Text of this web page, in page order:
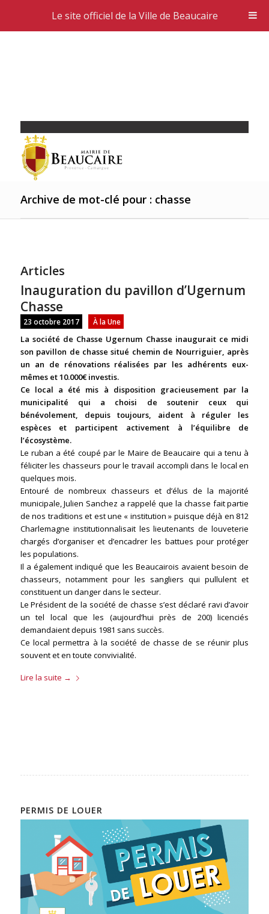
Archive de mot-clé pour : chasse
Articles
Inauguration du pavillon d’Ugernum
Chasse
23 octobre 2017 À la Une
La société de Chasse Ugernum Chasse inaugurait ce midi
son pavillon de chasse situé chemin de Nourriguier, après
un an de rénovations réalisées par les adhérents eux-
mêmes et 10.000€ investis.
Ce local a été mis à disposition gracieusement par la
municipalité qui a choisi de soutenir ceux qui
bénévolement, depuis toujours, aident à réguler les
espèces et participent activement à l’équilibre de
l’écosystème.
Le ruban a été coupé par le Maire de Beaucaire qui a tenu à
féliciter les chasseurs pour le travail accompli dans le local en
quelques mois.
Entouré de nombreux chasseurs et d’élus de la majorité
municipale, Julien Sanchez a rappelé que la chasse fait partie
de nos traditions et est une « institution » puisque déjà en 812
Charlemagne institutionnalisait les lieutenants de louveterie
chargés d’organiser et d’encadrer les battues pour protéger
les populations.
Il a également indiqué que les Beaucairois avaient besoin de
chasseurs, notamment pour les sangliers qui pullulent et
constituent un danger dans le secteur.
Le Président de la société de chasse s’est déclaré ravi d’avoir
un tel local que les (aujourd’hui près de 200) licenciés
demandaient depuis 1981 sans succès.
Ce local permettra à la société de chasse de se réunir plus
souvent et en toute convivialité.
Lire la suite →
PERMIS DE LOUER
Le site officiel de la Ville de Beaucaire